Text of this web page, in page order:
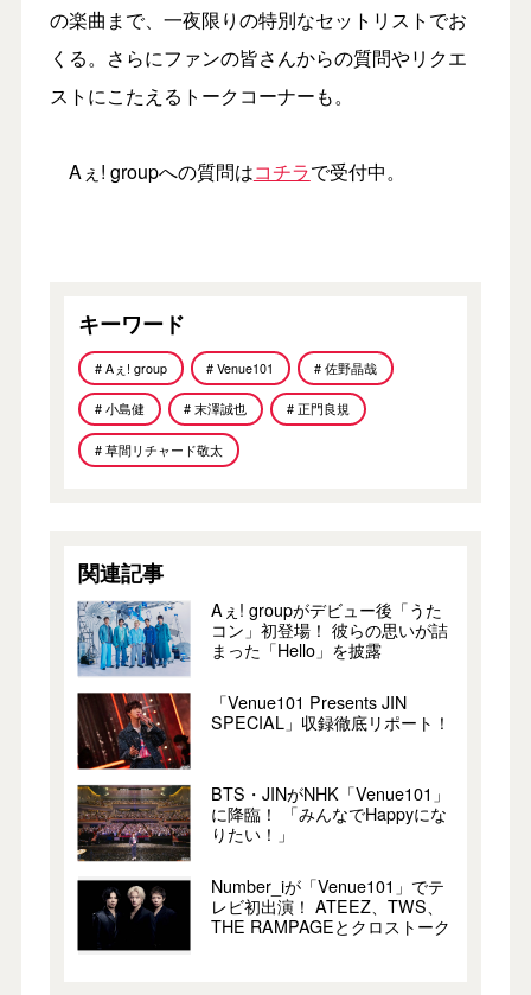
の楽曲まで、一夜限りの特別なセットリストでお
くる。さらにファンの皆さんからの質問やリクエ
ストにこたえるトークコーナーも。
Aぇ! groupへの質問はコチラで受付中。
キーワード
# Aぇ! group # Venue101 # 佐野晶哉
# 小島健 # 末澤誠也 # 正門良規
# 草間リチャード敬太
関連記事
Aぇ! groupがデビュー後「うた
コン」初登場！ 彼らの思いが詰
まった「Hello」を披露
「Venue101 Presents JIN
SPECIAL」収録徹底リポート！
BTS・JINがNHK「Venue101」
に降臨！ 「みんなでHappyにな
りたい！」
Number_iが「Venue101」でテ
レビ初出演！ ATEEZ、TWS、
THE RAMPAGEとクロストーク